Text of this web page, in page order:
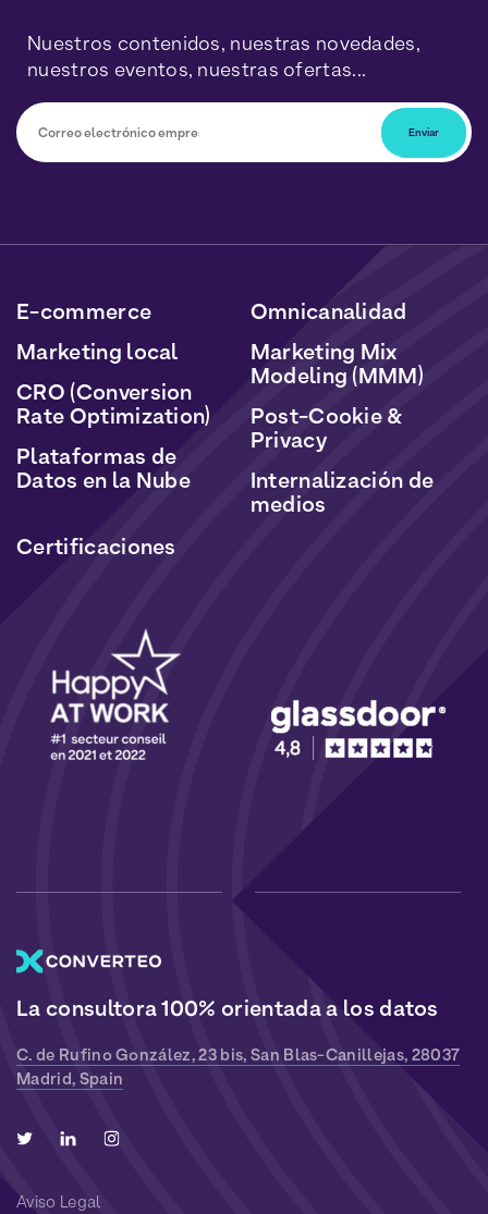
Nuestros contenidos, nuestras novedades,
nuestros eventos, nuestras ofertas...
datos serán tratados de acuerdo con nuestra Política
La consultora 100% orientada a los datos
C. de Rufino González, 23 bis, San Blas-Canillejas, 28037
Madrid, Spain
E-commerce
Marketing local
CRO (Conversion
Rate Optimization)
Plataformas de
Datos en la Nube
Omnicanalidad
Marketing Mix
Modeling (MMM)
Post-Cookie &
Privacy
Internalización de
medios
Certificaciones
Aviso Legal